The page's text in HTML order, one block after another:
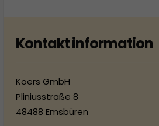
Kontakt information
Koers GmbH
Pliniusstraße 8
48488 Emsbüren